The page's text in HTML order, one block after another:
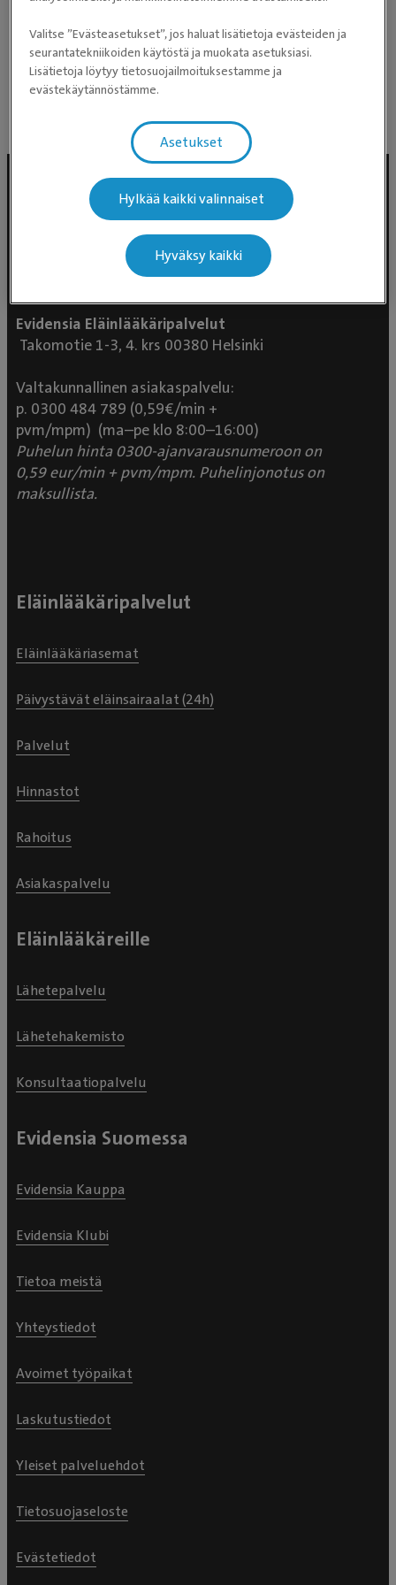
marsupojat Sokeri ja Kaneli
Evidensia Eläinlääkäripalvelut
Takomotie 1-3, 4. krs 00380 Helsinki
Valtakunnallinen asiakaspalvelu:
p. 0300 484 789 (0,59€/min +
pvm/mpm) (ma–pe klo 8:00–16:00)
Puhelun hinta 0300-ajanvarausnumeroon on
0,59 eur/min + pvm/mpm. Puhelinjonotus on
maksullista.
Eläinlääkäripalvelut
Eläinlääkäriasemat
Päivystävät eläinsairaalat (24h)
Palvelut
Hinnastot
Rahoitus
Asiakaspalvelu
Eläinlääkäreille
Lähetepalvelu
Lähetehakemisto
Konsultaatiopalvelu
Evidensia Suomessa
Evidensia Kauppa
Evidensia Klubi
Tietoa meistä
Yhteystiedot
Avoimet työpaikat
Laskutustiedot
Yleiset palveluehdot
Tietosuojaseloste
Evästetiedot
Valitse ”Evästeasetukset”, jos haluat lisätietoja evästeiden ja
seurantatekniikoiden käytöstä ja muokata asetuksiasi.
Lisätietoja löytyy tietosuojailmoituksestamme ja
evästekäytännöstämme.
Asetukset
Hylkää kaikki valinnaiset
Hyväksy kaikki